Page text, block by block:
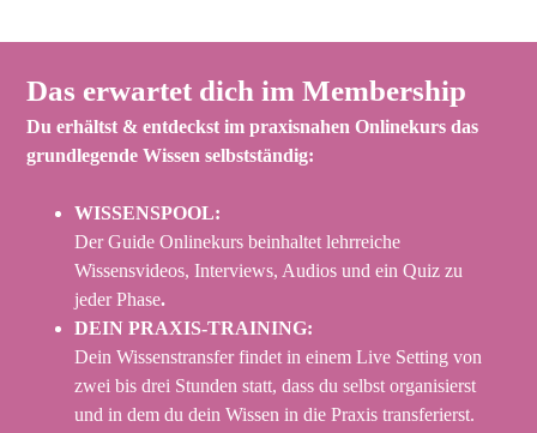
Das erwartet dich im Membership
Du erhältst & entdeckst im praxisnahen Onlinekurs das
grundlegende Wissen selbstständig:
WISSENSPOOL:
Der Guide Onlinekurs beinhaltet lehrreiche
Wissensvideos, Interviews, Audios und ein Quiz zu
jeder Phase.
DEIN PRAXIS-TRAINING:
Dein Wissenstransfer findet in einem Live Setting von
zwei bis drei Stunden statt, dass du selbst organisierst
und in dem du dein Wissen in die Praxis transferierst.